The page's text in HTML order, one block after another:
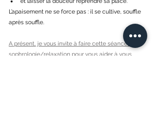
L’apaisement ne se force pas : il se cultive, souffle
après souffle.
A présent, je vous invite à faire cette séance de
sophrologie/relaxation pour vous aider à vous